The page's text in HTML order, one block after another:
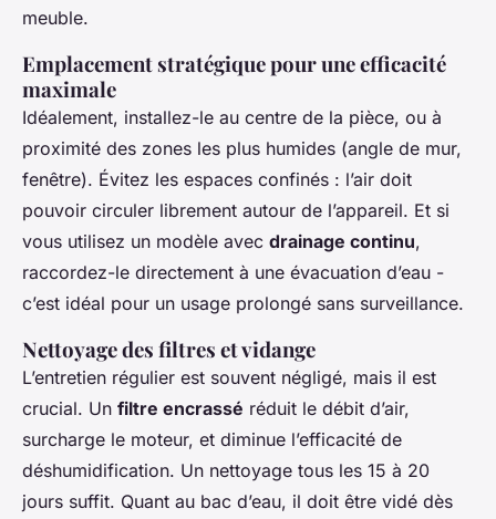
meuble.
Emplacement stratégique pour une efficacité
maximale
Idéalement, installez-le au centre de la pièce, ou à
proximité des zones les plus humides (angle de mur,
fenêtre). Évitez les espaces confinés : l’air doit
pouvoir circuler librement autour de l’appareil. Et si
vous utilisez un modèle avec drainage continu,
raccordez-le directement à une évacuation d’eau -
c’est idéal pour un usage prolongé sans surveillance.
Nettoyage des filtres et vidange
L’entretien régulier est souvent négligé, mais il est
crucial. Un filtre encrassé réduit le débit d’air,
surcharge le moteur, et diminue l’efficacité de
déshumidification. Un nettoyage tous les 15 à 20
jours suffit. Quant au bac d’eau, il doit être vidé dès